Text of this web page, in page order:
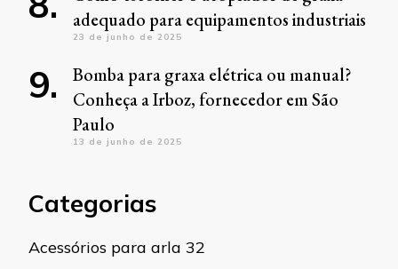
adequado para equipamentos industriais
23 de junho de 2025
Bomba para graxa elétrica ou manual?
Conheça a Irboz, fornecedor em São
Paulo
13 de junho de 2025
Categorias
Acessórios para arla 32